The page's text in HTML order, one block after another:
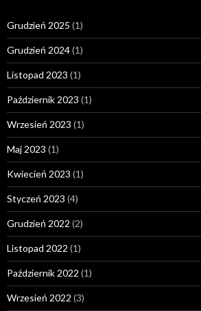
Grudzień 2025 (1)
Grudzień 2024(1)
Listopad 2023 (1)
Październik 2023 (1)
Wrzesień 2023 (1)
Maj 2023 (1)
Kwiecień 2023 (1)
Styczeń 2023 (4)
Grudzień 2022 (2)
Listopad 2022 (1)
Październik 2022 (1)
Wrzesień 2022 (3)